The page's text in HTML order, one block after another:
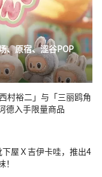
、原宿、涩谷POP
村裕二」与「三丽鸥角
德入手限量商品
屋Ｘ吉伊卡哇，推出4